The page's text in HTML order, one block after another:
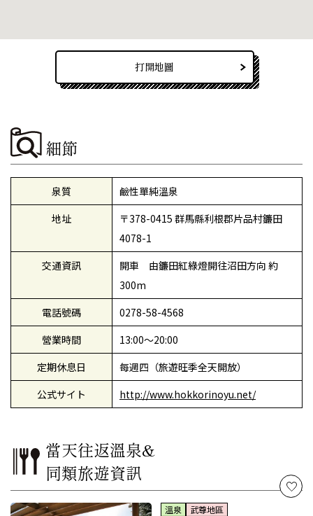
打開地圖
細節
泉質
鹼性單純溫泉
地址
〒378-0415 群馬縣利根郡片品村鐮田
4078-1
交通資訊
開車 由鐮田紅綠燈開往沼田方向 約
300m
電話號碼
0278-58-4568
營業時間
13:00～20:00
定期休息日
每週四（旅遊旺季全天開放）
公式サイト
http://www.hokkorinoyu.net/
當天往返溫泉&
同類旅遊資訊
溫泉 武尊地區